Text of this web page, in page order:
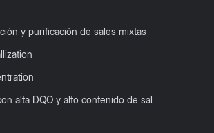
y purificación de sales mixtas
alta DQO y alto contenido de sal